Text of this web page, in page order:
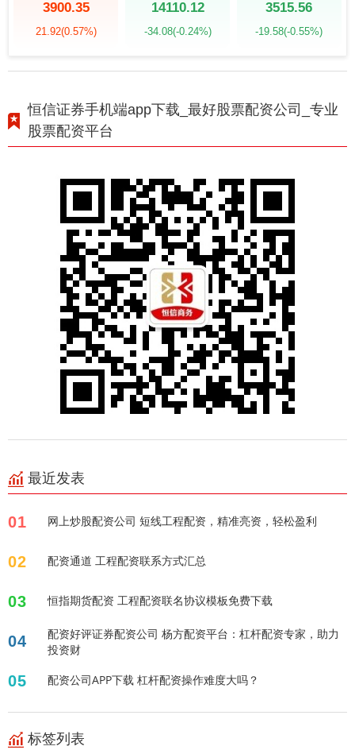
3900.35
21.92(0.57%)
14110.12
-34.08(-0.24%)
3515.56
-19.58(-0.55%)
恒信证券手机端app下载_最好股票配资公司_专业
股票配资平台
最近发表
01 网上炒股配资公司 短线工程配资，精准亮资，轻松盈利
02 配资通道 工程配资联系方式汇总
03 恒指期货配资 工程配资联名协议模板免费下载
04
配资好评证券配资公司 杨方配资平台：杠杆配资专家，助力
投资财
05 配资公司APP下载 杠杆配资操作难度大吗？
标签列表